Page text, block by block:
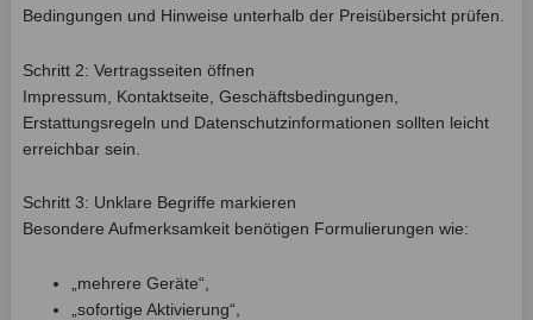
Bedingungen und Hinweise unterhalb der Preisübersicht prüfen.
Schritt 2: Vertragsseiten öffnen
Impressum, Kontaktseite, Geschäftsbedingungen,
Erstattungsregeln und Datenschutzinformationen sollten leicht
erreichbar sein.
Schritt 3: Unklare Begriffe markieren
Besondere Aufmerksamkeit benötigen Formulierungen wie:
„mehrere Geräte“,
„sofortige Aktivierung“,